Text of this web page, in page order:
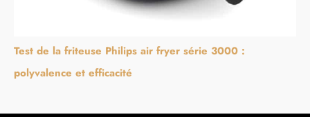
Test de la friteuse Philips air fryer série 3000 :
polyvalence et efficacité